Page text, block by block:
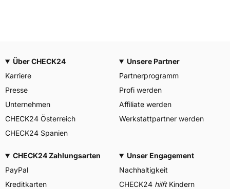
Über CHECK24
Karriere
Presse
Unternehmen
CHECK24 Österreich
CHECK24 Spanien
Unsere Partner
Partnerprogramm
Profi werden
Affiliate werden
Werkstattpartner werden
CHECK24 Zahlungsarten
PayPal
Kreditkarten
Unser Engagement
Nachhaltigkeit
CHECK24 hilftKindern